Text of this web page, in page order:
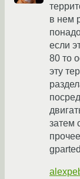
в нем
если
80 то
эту
затем